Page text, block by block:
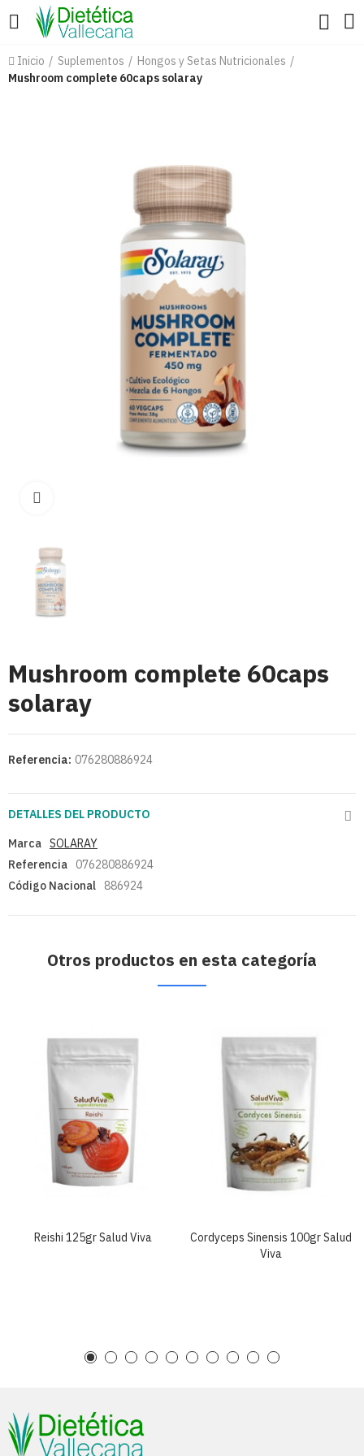
Inicio Suplementos
Hongos y Setas Nutricionales
Mushroom complete 60caps solaray
Mushroom complete 60caps
solaray
Referencia: 076280886924
DETALLES DEL PRODUCTO
Marca SOLARAY
Referencia
076280886924
Código Nacional
886924
Otros productos en esta categoría
Reishi 125gr Salud Viva
Cordyceps Sinensis 100gr Salud
Viva